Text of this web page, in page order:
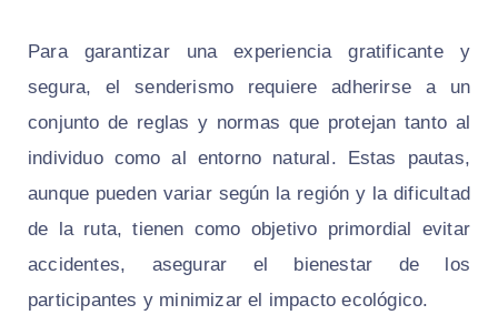
Para garantizar una experiencia gratificante y
segura, el senderismo requiere adherirse a un
conjunto de reglas y normas que protejan tanto al
individuo como al entorno natural. Estas pautas,
aunque pueden variar según la región y la dificultad
de la ruta, tienen como objetivo primordial evitar
accidentes, asegurar el bienestar de los
participantes y minimizar el impacto ecológico.